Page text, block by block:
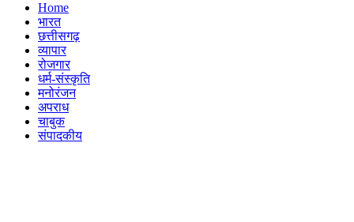
Home
भारत
छत्तीसगढ़
व्यापार
रोजगार
धर्म-संस्कृति
मनोरंजन
अपराध
चाबुक
संपादकीय